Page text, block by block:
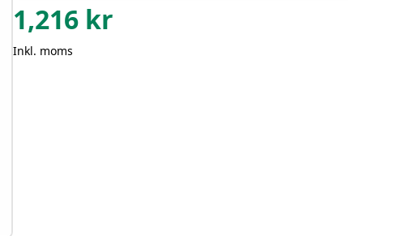
1,216 kr
Inkl. moms